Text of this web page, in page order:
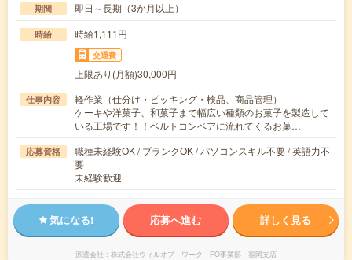
期間 即日～長期（3か月以上）
時給 時給1,111円
交通費
上限あり(月額)30,000円
仕事内容
軽作業（仕分け・ピッキング・検品、商品管理）
ケーキや洋菓子、和菓子まで幅広い種類のお菓子を製造して
いる工場です！！ベルトコンベアに流れてくるお菓…
応募資格
職種未経験OK / ブランクOK / パソコンスキル不要 / 英語力不
要
未経験歓迎
気になる! 応募へ進む 詳しく見る
派遣会社 株式会社ウィルオブ・ワーク FO事業部 福岡支店